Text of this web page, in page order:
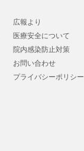
広報より
医療安全について
院内感染防止対策
お問い合わせ
プライバシーポリシー